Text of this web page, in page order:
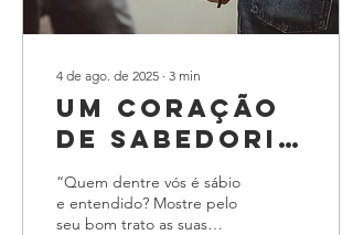
4 de ago. de 2025 ∙ 3 min
UM CORAÇÃO
DE SABEDORIA
Parte 1
“Quem dentre vós é sábio
e entendido? Mostre pelo
seu bom trato as suas